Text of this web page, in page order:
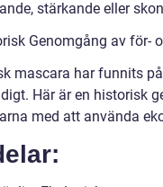
stärkande eller
Genomgång av för-
mascara har funnits
Här är en historisk
med att använda